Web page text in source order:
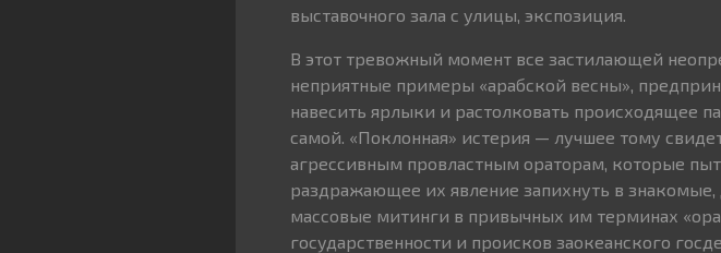
выставочного зала с улицы, экспозиция.
В этот тревожный момент все застилающей
неприятные примеры «арабской весны»,
навесить ярлыки и растолковать происходящее
самой. «Поклонная» истерия — лучшее тому
агрессивным провластным ораторам, которые
раздражающее их явление запихнуть в
массовые митинги в привычных им терминах
государственности и происков заокеанского